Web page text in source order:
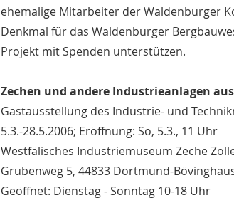
ehemalige Mitarbeiter der Waldenburger
Denkmal für das Waldenburger
Projekt mit Spenden unterstützen.
Zechen und andere Industrieanlagen
Gastausstellung des Industrie- und
5.3.-28.5.2006; Eröffnung: So, 5.3., 11 Uhr
Westfälisches Industriemuseum Zeche
Grubenweg 5, 44833 Dortmund-
Geöffnet: Dienstag - Sonntag 10-18 Uhr